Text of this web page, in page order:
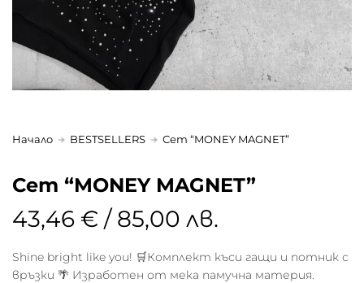
Начало BESTSELLERS Сет “MONEY MAGNET”
Сет “MONEY MAGNET”
43,46 € / 85,00 лв.
Shine bright like you! 🛒Комплект къси гащи и потник с
връзки 🌴 Изработен от мека памучна материя.